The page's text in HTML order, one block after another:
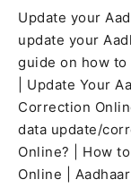
Update your
update your
guide on how
| Update Your
Correction
data update/
Online? | How
Online |